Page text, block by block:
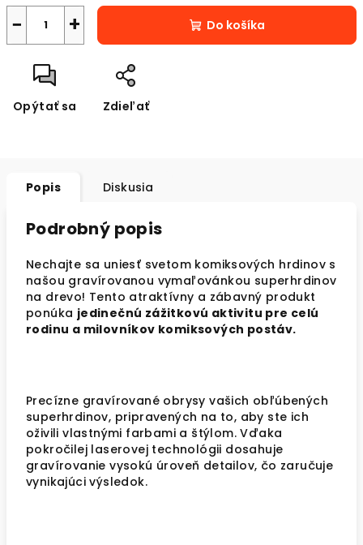
+
− Do košíka
Opýtať sa Zdieľať
Popis Diskusia
Podrobný popis
Nechajte sa uniesť svetom komiksových hrdinov s
našou gravírovanou vymaľovánkou superhrdinov
na drevo! Tento atraktívny a zábavný produkt
ponúka jedinečnú zážitkovú aktivitu pre celú
rodinu a milovníkov komiksových postáv.
Precízne gravírované obrysy vašich obľúbených
superhrdinov, pripravených na to, aby ste ich
oživili vlastnými farbami a štýlom. Vďaka
pokročilej laserovej technológii dosahuje
gravírovanie vysokú úroveň detailov, čo zaručuje
vynikajúci výsledok.